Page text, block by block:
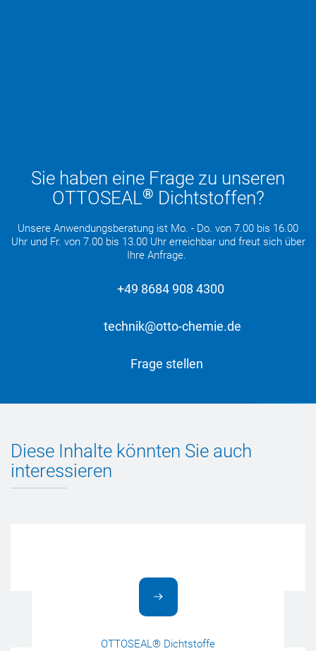
Sie haben eine Frage zu unseren
OTTOSEAL® Dichtstoffen?
Unsere Anwendungsberatung ist Mo. - Do. von 7.00 bis 16.00
Uhr und Fr. von 7.00 bis 13.00 Uhr erreichbar und freut sich über
Ihre Anfrage.
+49 8684 908 4300
technik@otto-chemie.de
Frage stellen
Diese Inhalte könnten Sie auch
interessieren
OTTOSEAL® Dichtstoffe